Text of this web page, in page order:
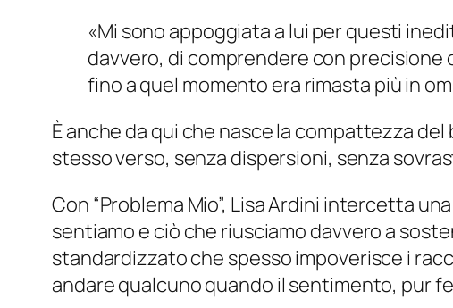
«Mi sono appoggiata a lui per questi
davvero, di comprendere con precisione
fino a quel momento era rimasta più in
È anche da qui che nasce la compattezza
stesso verso, senza dispersioni, senza
Con “Problema Mio”, Lisa Ardini intercetta
sentiamo e ciò che riusciamo davvero a
standardizzato che spesso impoverisce i
andare qualcuno quando il sentimento, pur